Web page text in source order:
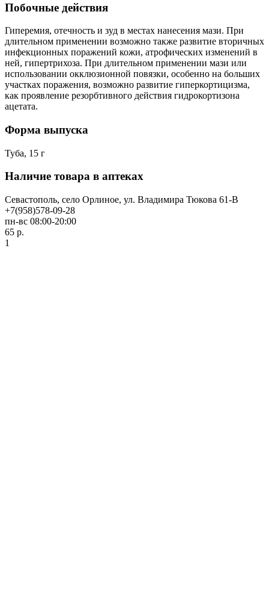
Побочные действия
Гиперемия, отечность и зуд в местах нанесения мази. При
длительном применении возможно также развитие вторичных
инфекционных поражений кожи, атрофических изменений в
ней, гипертрихоза. При длительном применении мази или
использовании окклюзионной повязки, особенно на больших
участках поражения, возможно развитие гиперкортицизма,
как проявление резорбтивного действия гидрокортизона
ацетата.
Форма выпуска
Туба, 15 г
Наличие товара в аптеках
Севастополь, село Орлиное, ул. Владимира Тюкова 61-В
+7(958)578-09-28
пн-вс 08:00-20:00
65 р.
1